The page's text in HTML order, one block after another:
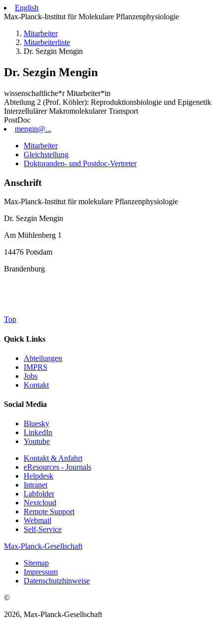
English
Max-Planck-Institut für Molekulare Pflanzenphysiologie
Mitarbeiter
Mitarbeiterliste
Dr. Sezgin Mengin
Dr. Sezgin Mengin
wissenschaftliche*r Mitarbeiter*in
Abteilung 2 (Prof. Köhler): Reproduktionsbiologie und Epigenetik
Interzellulärer Makromolekularer Transport
PostDoc
mengin@...
Mitarbeiter
Gleichstellung
Doktoranden- und Postdoc-Vertreter
Anschrift
Max-Planck-Institut für molekulare Pflanzenphysiologie
Dr. Sezgin Mengin
Am Mühlenberg 1
14476 Potsdam
Brandenburg
Top
Quick Links
Abteilungen
IMPRS
Jobs
Kontakt
Social Media
Bluesky
LinkedIn
Youtube
Kontakt & Anfahrt
eResources - Journals
Helpdesk
Intranet
Labfolder
Nextcloud
Remote Support
Webmail
Self-Service
Max-Planck-Gesellschaft
Sitemap
Impressum
Datenschutzhinweise
©
2026, Max-Planck-Gesellschaft